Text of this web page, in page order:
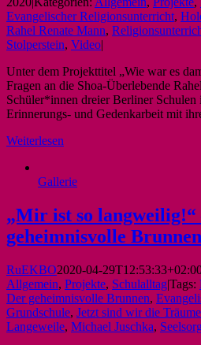
Evangelischer Religionsunterricht,
Rahel Renate Mann,
Stolperstein, Video|
Unter dem Projekttitel „Wie war es
Fragen an die Shoa-Überlebende
Schüler*innen dreier Berliner Schulen
Erinnerungs- und Gedenkarbeit mit
Weiterlesen
Gallerie
„Mir ist so langweilig!“
geheimnisvolle Brunnen
RuEKBO2020-04-
Allgemein, Projekte, Schulalltag|Tags:
Der geheimnisvolle Brunnen,
Grundschule, Jetzt sind wir die
Langeweile, Michael Juschka,